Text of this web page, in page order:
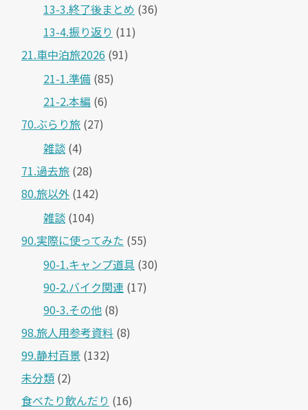
13-3.終了後まとめ (36)
13-4.振り返り (11)
21.車中泊旅2026 (91)
21-1.準備 (85)
21-2.本編 (6)
70.ぶらり旅 (27)
雑談 (4)
71.過去旅 (28)
80.旅以外 (142)
雑談 (104)
90.実際に使ってみた (55)
90-1.キャンプ道具 (30)
90-2.バイク関連 (17)
90-3.その他 (8)
98.旅人用参考資料 (8)
99.静村百景 (132)
未分類 (2)
食べたり飲んだり (16)